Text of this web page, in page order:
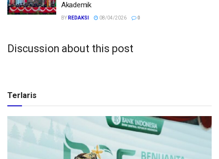
Akademik
BY REDAKSI 08/04/2026 0
Discussion about this post
Terlaris